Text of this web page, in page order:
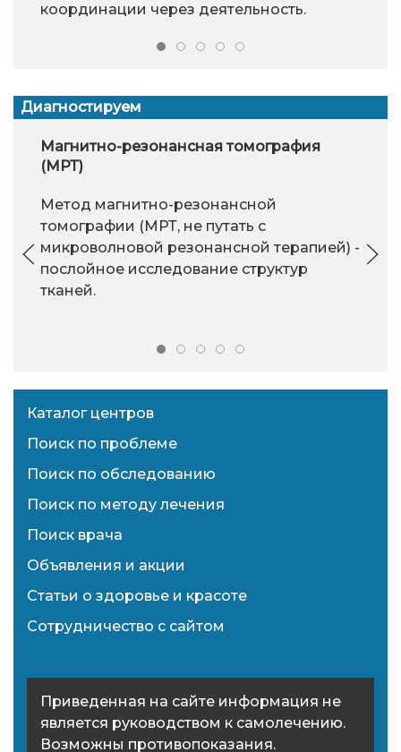
координации через деятельность.
Диагностируем
Магнитно-резонансная томография
(МРТ)
Метод магнитно-резонансной
томографии (МРТ, не путать с
микроволновой резонансной терапией) -
послойное исследование структур
тканей.
Каталог центров
Поиск по проблеме
Поиск по обследованию
Поиск по методу лечения
Поиск врача
Объявления и акции
Статьи о здоровье и красоте
Сотрудничество с сайтом
Приведенная на сайте информация не
является руководством к самолечению.
Возможны противопоказания.